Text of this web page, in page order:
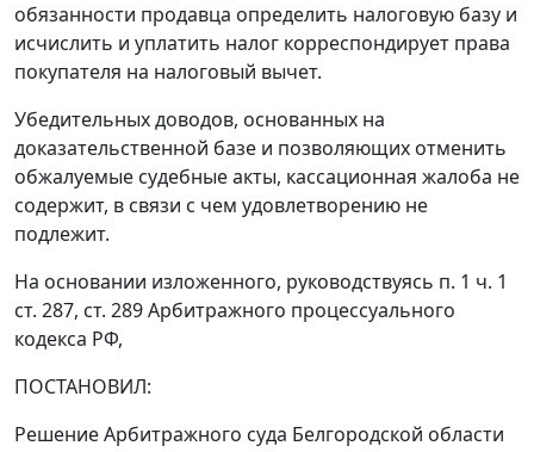
обязанности продавца определить налоговую базу и
исчислить и уплатить налог корреспондирует права
покупателя на налоговый вычет.
Убедительных доводов, основанных на
доказательственной базе и позволяющих отменить
обжалуемые судебные акты, кассационная жалоба не
содержит, в связи с чем удовлетворению не
подлежит.
На основании изложенного, руководствуясь п. 1 ч. 1
ст. 287, ст. 289Арбитражного процессуального
кодекса РФ,
ПОСТАНОВИЛ:
Решение Арбитражного суда Белгородской области